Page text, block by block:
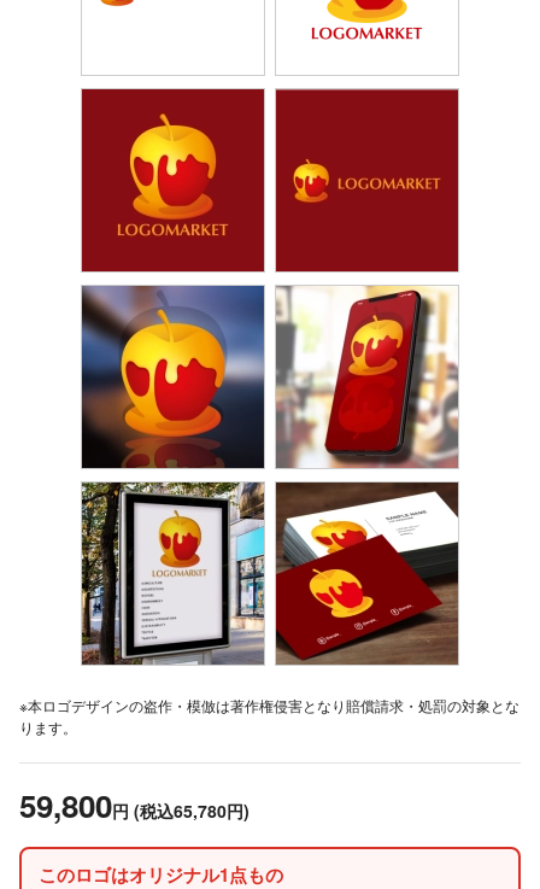
※本ロゴデザインの盗作・模倣は著作権侵害となり賠償請求・処罰の対象とな
ります。
59,800円 (税込65,780円)
このロゴはオリジナル1点もの